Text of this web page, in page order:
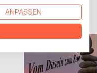
BEIBoD
ANPASSEN